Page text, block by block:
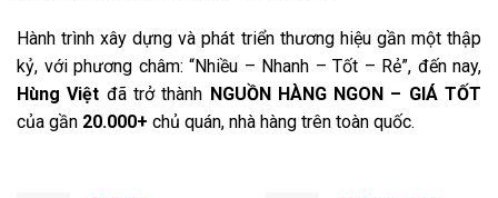
Hành trình xây dựng và phát triển thương hiệu gần một thập
kỷ, với phương châm: “Nhiều – Nhanh – Tốt – Rẻ”, đến nay,
Hùng Việt đã trở thành NGUỒN HÀNG NGON – GIÁ TỐT
của gần 20.000+ chủ quán, nhà hàng trên toàn quốc.